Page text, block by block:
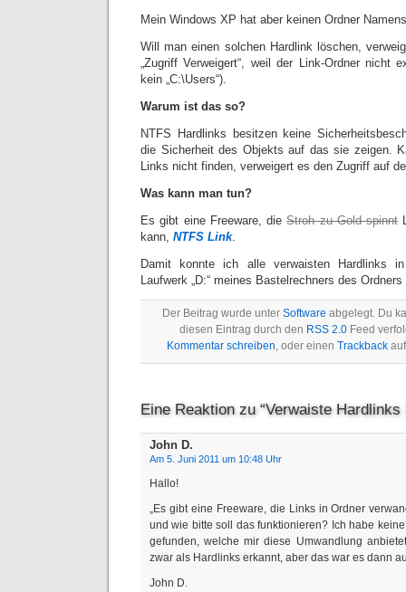
Mein Windows XP hat aber keinen Ordner
Will man einen solchen Hardlink löschen,
„Zugriff Verweigert“, weil der Link-Ordner nicht
kein „C:\Users“).
Warum ist das so?
NTFS Hardlinks besitzen keine
die Sicherheit des Objekts auf das sie zeigen.
Links nicht finden, verweigert es den Zugriff auf
Was kann man tun?
Es gibt eine Freeware, dieStroh zu Gold spinnt
kann, NTFS Link.
Damit konnte ich alle verwaisten Hardlinks
Laufwerk „D:“ meines Bastelrechners des
Der Beitrag wurde unter Software abgelegt. Du
diesen Eintrag durch den RSS 2.0Feed
Kommentar schreiben, oder einen Trackbackauf
Eine Reaktion zu “Verwaiste Hardlinks
John D.
Am 5. Juni 2011 um 10:48 Uhr
Hallo!
„Es gibt eine Freeware, die Links in Ordner
und wie bitte soll das funktionieren? Ich habe
gefunden, welche mir diese Umwandlung
zwar als Hardlinks erkannt, aber das war es dann
John D.